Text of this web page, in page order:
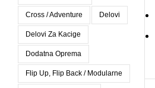
Cross / Adventure Delovi
Delovi Za Kacige
Dodatna Oprema
Flip Up, Flip Back / Modularne